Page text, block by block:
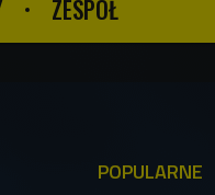
ZESPÓŁ
POPULARNE